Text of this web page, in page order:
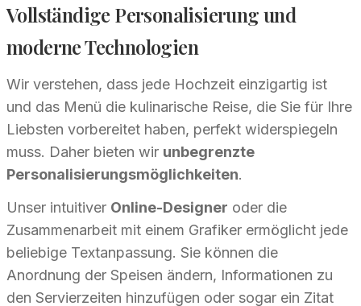
Vollständige Personalisierung und
moderne Technologien
Wir verstehen, dass jede Hochzeit einzigartig ist
und das Menü die kulinarische Reise, die Sie für Ihre
Liebsten vorbereitet haben, perfekt widerspiegeln
muss. Daher bieten wir unbegrenzte
Personalisierungsmöglichkeiten.
Unser intuitiver Online-Designer oder die
Zusammenarbeit mit einem Grafiker ermöglicht jede
beliebige Textanpassung. Sie können die
Anordnung der Speisen ändern, Informationen zu
den Servierzeiten hinzufügen oder sogar ein Zitat